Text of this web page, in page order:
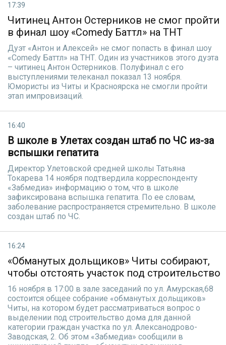
17:39
Читинец Антон Остерников не смог пройти
в финал шоу «Comedy Баттл» на ТНТ
Дуэт «Антон и Алексей» не смог попасть в финал шоу
«Comedy Баттл» на ТНТ. Один из участников этого дуэта
– читинец Антон Остерников. Полуфинал с его
выступлениями телеканал показал 13 ноября.
Юмористы из Читы и Красноярска не смогли пройти
этап импровизаций.
16:40
В школе в Улетах создан штаб по ЧС из-за
вспышки гепатита
Директор Улетовской средней школы Татьяна
Токарева 14 ноября подтвердила корреспонденту
«Забмедиа» информацию о том, что в школе
зафиксирована вспышка гепатита. По ее словам,
заболевание распространяется стремительно. В школе
создан штаб по ЧС.
16:24
«Обманутых дольщиков» Читы собирают,
чтобы отстоять участок под строительство
16 ноября в 17:00 в зале заседаний по ул. Амурская,68
состоится общее собрание «обманутых дольщиков»
Читы, на котором будет рассматриваться вопрос о
выделении под строительство дома для данной
категории граждан участка по ул. Алексанодрово-
Заводская, 2. Об этом «Забмедиа» сообщили в